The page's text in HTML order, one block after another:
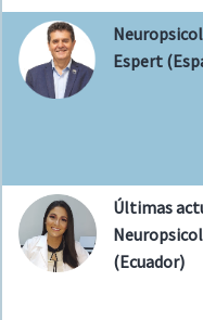
Espert
Últimas
(Ecuador)